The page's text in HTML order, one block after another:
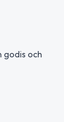
godis och